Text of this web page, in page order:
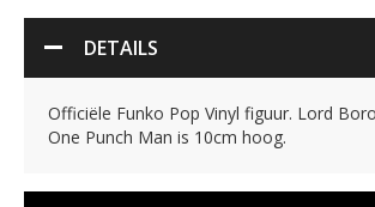
DETAILS
Officiële Funko Pop Vinyl figuur. Lord
One Punch Man is 10cm hoog.